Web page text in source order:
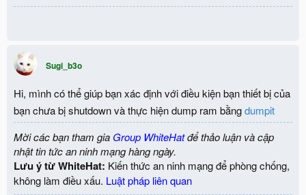
Sugi_b3o
Hi, mình có thể giúp bạn xác định với điều kiện bạn thiết bị của
bạn chưa bị shutdown và thực hiện dump ram bằngdumpit
Mời các bạn tham gia Group WhiteHatđể thảo luận và cập
nhật tin tức an ninh mạng hàng ngày.
Lưu ý từ WhiteHat: Kiến thức an ninh mạng để phòng chống,
không làm điều xấu. Luật pháp liên quan